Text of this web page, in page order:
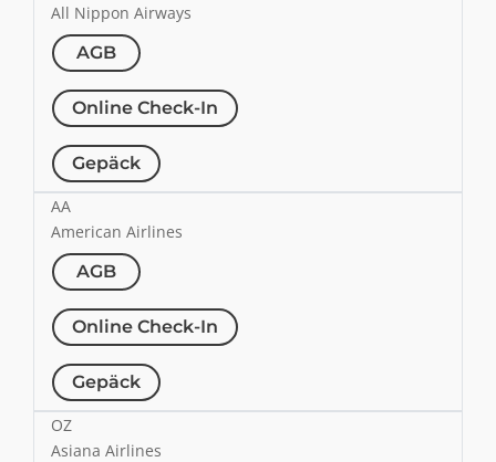
All Nippon Airways
AGB
Online Check-In
Gepäck
AA
American Airlines
AGB
Online Check-In
Gepäck
OZ
Asiana Airlines